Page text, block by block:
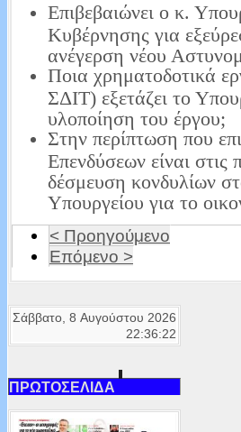
Επιβεβαιώνει ο κ.
Κυβέρνησης για
ανέγερση νέου
Ποια χρηματοδοτικά
ΣΔΙΤ) εξετάζει το
υλοποίηση του έργου;
Στην περίπτωση που
Επενδύσεων είναι στις
δέσμευση κονδυλίων
Υπουργείου για το
< Προηγούμενο
Επόμενο >
Σάββατο, 8 Αυγούστου 2026
22:36:22
ΠΡΩΤΟΣΕΛΙΔΑ